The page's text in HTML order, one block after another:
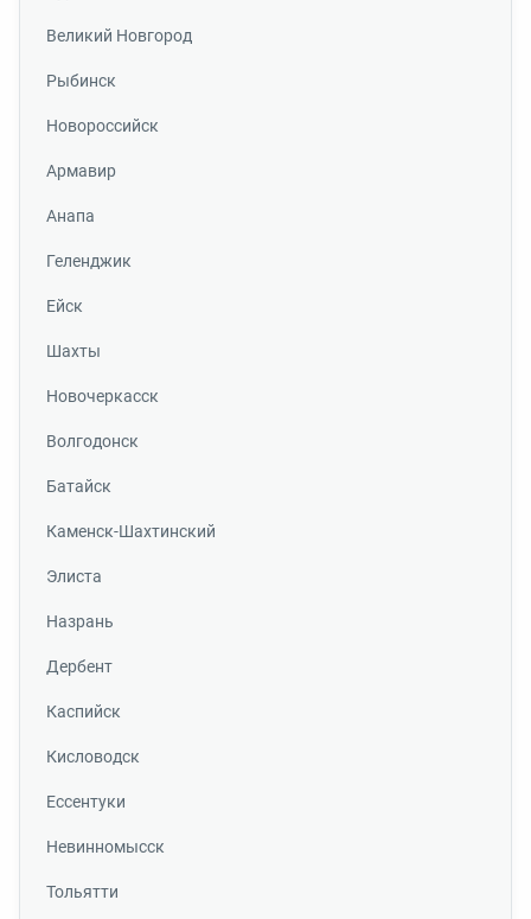
Великий Новгород
Рыбинск
Новороссийск
Армавир
Анапа
Геленджик
Ейск
Шахты
Новочеркасск
Волгодонск
Батайск
Каменск-Шахтинский
Элиста
Назрань
Дербент
Каспийск
Кисловодск
Ессентуки
Невинномысск
Тольятти